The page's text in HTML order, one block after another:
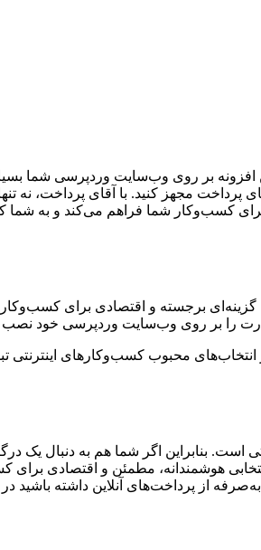
افزونه بر روی وب‌سایت وردپرسی شما
مجهز کنید. با آقای پرداخت، نه
برای کسب‌وکار شما فراهم می‌کند و به
برجسته و اقتصادی برای
کارت را بر روی وب‌سایت وردپرسی خود نصب
انتخاب‌های محبوب کسب‌وکارهای اینترنتی
است. بنابراین اگر شما هم به دنبال یک
هوشمندانه، مطمئن و اقتصادی برای
از پرداخت‌های آنلاین داشته باشید در